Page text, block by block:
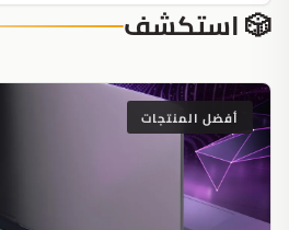
🎲 استكشف
أفضل المنتجات